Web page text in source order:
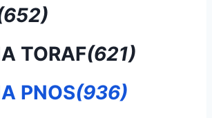
TORAF(621)
PNOS(936)